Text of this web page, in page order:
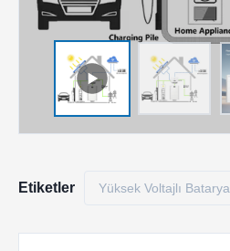
Etiketler Yüksek Voltajlı Batarya